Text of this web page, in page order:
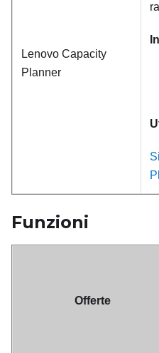
Lenovo Capacity
Planner
Funzioni
Offerte